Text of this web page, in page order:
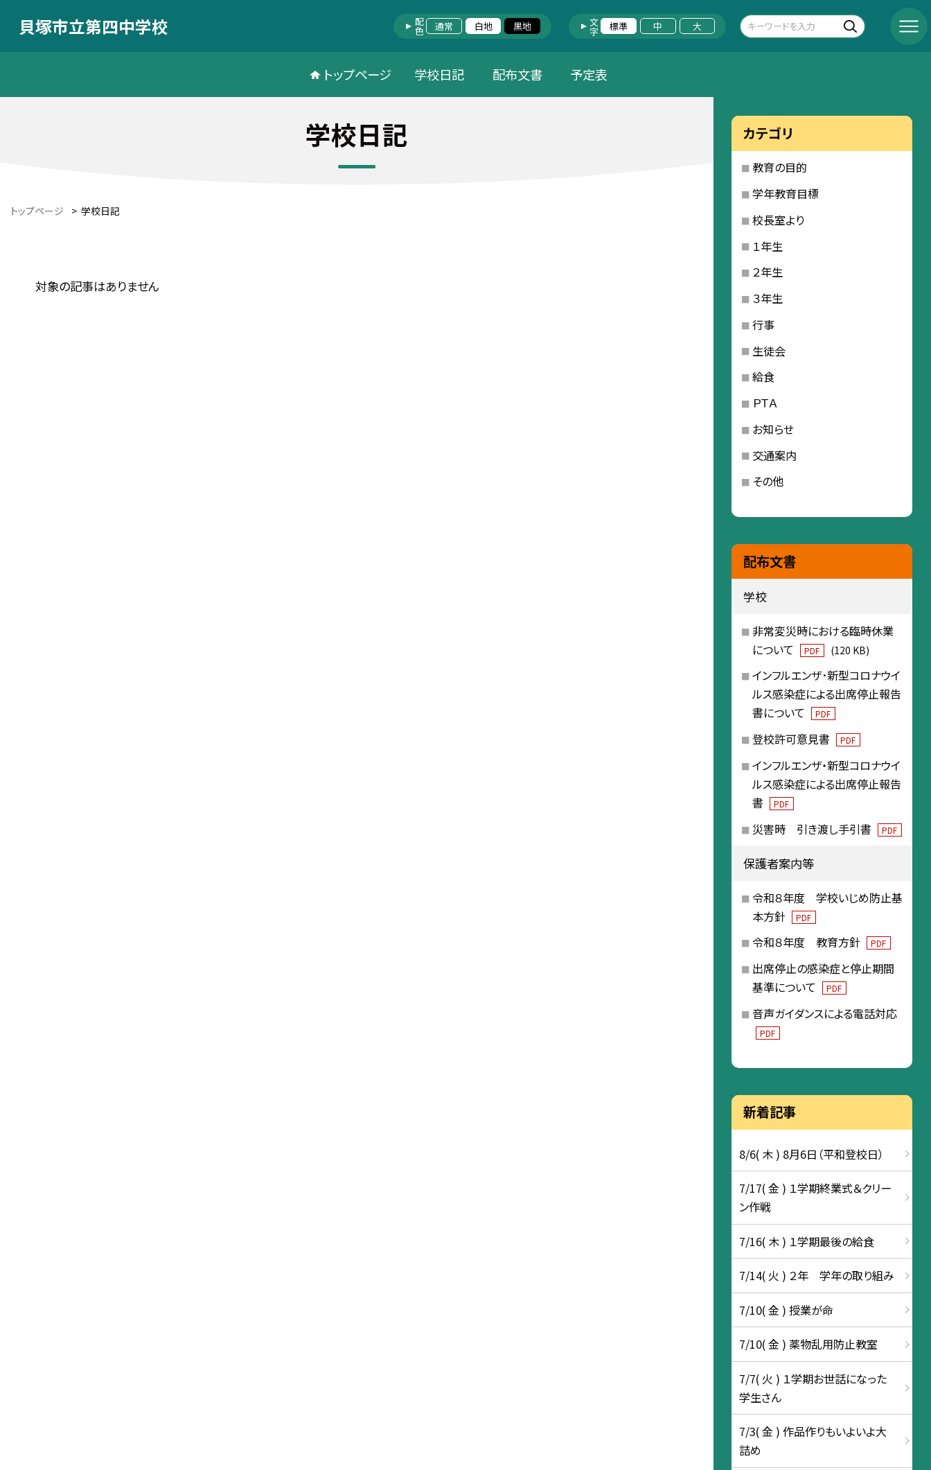
貝塚市立第四中学校 配色 通常 白地 黒地 文字 標準 中 大
トップページ 学校日記 配布文書 予定表
学校日記
トップページ > 学校日記
対象の記事はありません
カテゴリ
教育の目的
学年教育目標
校長室より
１年生
２年生
３年生
行事
生徒会
給食
ＰＴＡ
お知らせ
交通案内
その他
配布文書
学校
非常変災時における臨時休業
について
PDF (120 KB)
インフルエンザ･新型コロナウイ
ルス感染症による出席停止報告
書について
PDF
登校許可意見書 PDF
インフルエンザ・新型コロナウイ
ルス感染症による出席停止報告
書
PDF
災害時 引き渡し手引書 PDF
保護者案内等
令和８年度 学校いじめ防止基
本方針
PDF
令和８年度 教育方針 PDF
出席停止の感染症と停止期間
基準について
PDF
音声ガイダンスによる電話対応
PDF
新着記事
8/6( 木 ) 8月6日（平和登校日）
7/17( 金 ) １学期終業式＆クリー
ン作戦
7/16( 木 ) １学期最後の給食
7/14( 火 ) ２年 学年の取り組み
7/10( 金 ) 授業が命
7/10( 金 ) 薬物乱用防止教室
7/7( 火 ) １学期お世話になった
学生さん
7/3( 金 ) 作品作りもいよいよ大
詰め